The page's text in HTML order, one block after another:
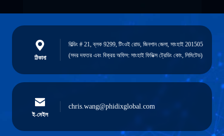
ঠিকানা
বিল্ডিং # 21, ব্লক 9299, টিংওই রোড, জিনশান জেলা, সাংহাই 201505
(সদর দফতর এবং বিক্রয় অফিস: সাংহাই ফিডিক্স ট্রেডিং কোং, লিমিটেড)
ই-মেইল
chris.wang@phidixglobal.com